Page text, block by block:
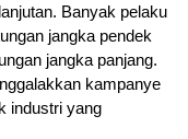
Banyak pelaku
jangka pendek
jangka panjang.
kampanye
industri yang